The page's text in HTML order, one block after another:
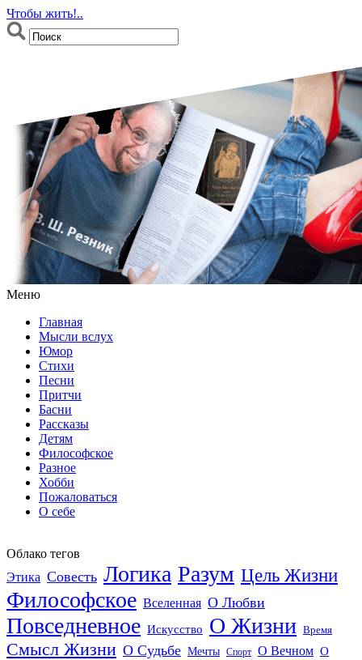
Чтобы жить!..
Меню
Главная
Мысли вслух
Юмор
Стихи
Песни
Притчи
Басни
Рассказы
Детям
Философское
Разное
Хобби
Пожаловаться
О себе
Облако тегов
Этика Совесть Логика Разум Цель Жизни
Философское Вселенная О Любви
Повседневное Искусство О Жизни Время
Смысл Жизни О Судьбе Мечты Спорт О Вечном О